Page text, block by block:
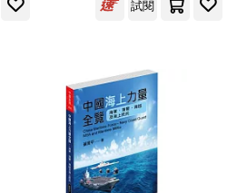
砂糖いちご(17)
試閱